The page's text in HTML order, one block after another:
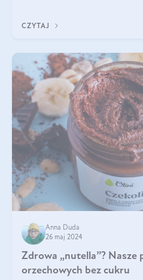
CZYTAJ
Anna Duda
26 maj 2024
Zdrowa „nutella”? Nasze
orzechowych bez cukru